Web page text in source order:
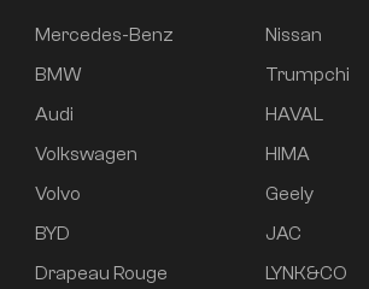
Mercedes-Benz
BMW
Audi
Volkswagen
Volvo
BYD
Drapeau Rouge
Nissan
Trumpchi
HAVAL
HIMA
Geely
JAC
LYNK&CO